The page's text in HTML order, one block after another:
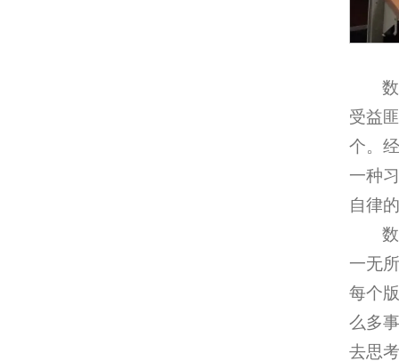
受益
个。
一种
自律
一无
每个
么多
去思